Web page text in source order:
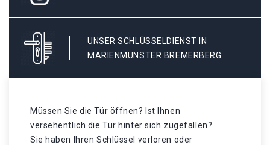
UNSER SCHLÜSSELDIENST IN
MARIENMÜNSTER BREMERBERG
Müssen Sie die Tür öffnen? Ist Ihnen
versehentlich die Tür hinter sich zugefallen?
Sie haben Ihren Schlüssel verloren oder